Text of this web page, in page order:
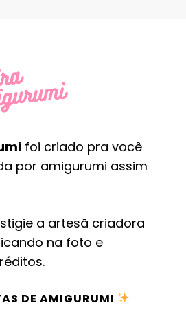
foi criado pra você
por amigurumi assim
a artesã criadora
na foto e
DE AMIGURUMI